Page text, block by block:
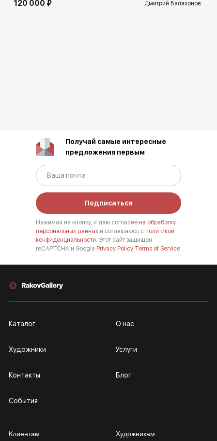
120 000 ₽ Дмитрий Балахонов
Получай самые интересные
предложения первым
Подписаться
Нажимая на кнопку, я даю согласие на обработку
персональных данных и соглашаюсь с политикой
конфиденциальности. Этот сайт защищен
reCAPTCHA и Google Privacy Policy Terms of Service
Каталог
Художники
Контакты
События
О нас
Услуги
Блог
Клиентам Художникам